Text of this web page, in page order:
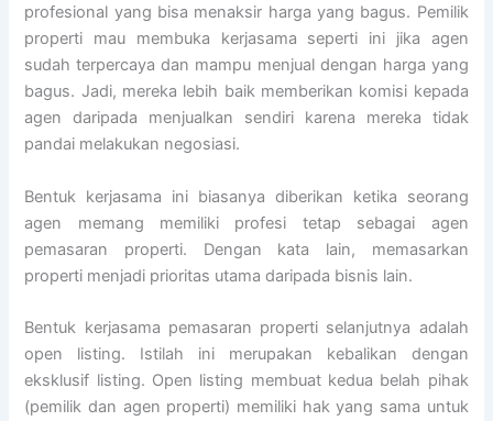
profesional yang bisa menaksir harga yang bagus. Pemilik
properti mau membuka kerjasama seperti ini jika agen
sudah terpercaya dan mampu menjual dengan harga yang
bagus. Jadi, mereka lebih baik memberikan komisi kepada
agen daripada menjualkan sendiri karena mereka tidak
pandai melakukan negosiasi.
Bentuk kerjasama ini biasanya diberikan ketika seorang
agen memang memiliki profesi tetap sebagai agen
pemasaran properti. Dengan kata lain, memasarkan
properti menjadi prioritas utama daripada bisnis lain.
Bentuk kerjasama pemasaran properti selanjutnya adalah
open listing. Istilah ini merupakan kebalikan dengan
eksklusif listing. Open listing membuat kedua belah pihak
(pemilik dan agen properti) memiliki hak yang sama untuk